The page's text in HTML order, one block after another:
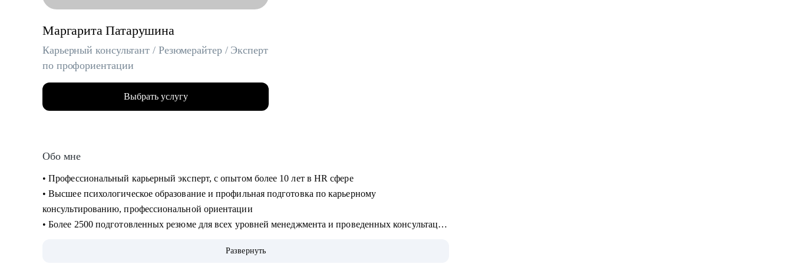
Маргарита Патарушина
Карьерный консультант / Резюмерайтер / Эксперт
по профориентации
Выбрать услугу
Обо мне
• Профессиональный карьерный эксперт, с опытом более 10 лет в HR сфере
• Высшее психологическое образование и профильная подготовка по карьерному
консультированию, профессиональной ориентации
• Более 2500 подготовленных резюме для всех уровней менеджмента и проведенных консультаций
• Обширный опыт профориентационной работы, помощи в смене карьерного вектора, выявления
Развернуть